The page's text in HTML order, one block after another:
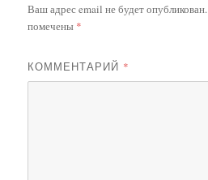
Ваш адрес email не будет опубликован.
помечены *
КОММЕНТАРИЙ *